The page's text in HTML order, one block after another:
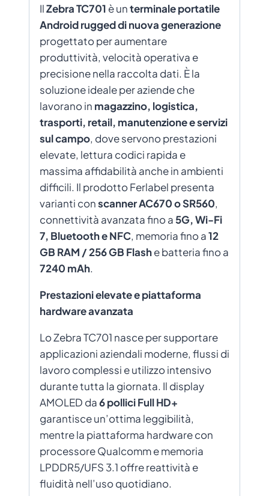
focalizzato sulle funzioni principali
Se ti serve un dispositivo per semplici
attività di scansione, puoi scegliere
Nessuno . Se invece vuoi un terminale più
completo, valuta le opzioni aggiuntive.
IlZebra TC701 è unterminale portatile
Android rugged di nuova generazione
progettato per aumentare
produttività, velocità operativa e
precisione nella raccolta dati. È la
soluzione ideale per aziende che
lavorano in magazzino, logistica,
trasporti, retail, manutenzione e servizi
sul campo, dove servono prestazioni
elevate, lettura codici rapida e
massima affidabilità anche in ambienti
difficili. Il prodotto Ferlabel presenta
varianti conscanner AC670 o SR560,
connettività avanzata fino a5G, Wi-Fi
7, Bluetooth e NFC, memoria fino a12
GB RAM / 256 GB Flashe batteria fino a
7240 mAh.
Prestazioni elevate e piattaforma
hardware avanzata
Lo Zebra TC701 nasce per supportare
applicazioni aziendali moderne, flussi di
lavoro complessi e utilizzo intensivo
durante tutta la giornata. Il display
AMOLED da6 pollici Full HD+
garantisce un’ottima leggibilità,
mentre la piattaforma hardware con
processore Qualcomm e memoria
LPDDR5/UFS 3.1 offre reattività e
fluidità nell’uso quotidiano.